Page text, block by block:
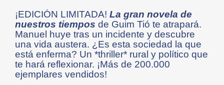
¡EDICIÓN LIMITADA! La gran novela de
nuestros tiempos de Guim Tió te atrapará.
Manuel huye tras un incidente y descubre
una vida austera. ¿Es esta sociedad la que
está enferma? Un *thriller* rural y político que
te hará reflexionar. ¡Más de 200.000
ejemplares vendidos!